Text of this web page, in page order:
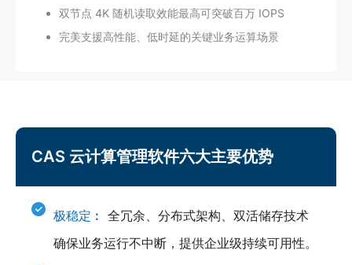
双节点 4K 随机读取效能最高可突破百万 IOPS
完美支援高性能、低时延的关键业务运算场景
CAS 云计算管理软件六大主要优势
极稳定︰ 全冗余、分布式架构、双活储存技术
确保业务运行不中断，提供企业级持续可用性。